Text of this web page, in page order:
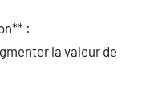
:
la valeur de